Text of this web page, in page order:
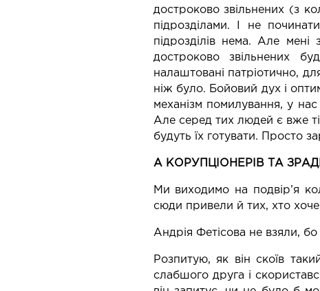
достроково звільнених (з
підрозділами. І не
підрозділів нема. Але
достроково звільнених
налаштовані патріотично,
ніж було. Бойовий дух і
механізм помилування, у
Але серед тих людей є вже
будуть їх готувати. Просто
А КОРУПЦІОНЕРІВ ТА
Ми виходимо на подвір’я
сюди привели й тих, хто
Андрія Фетісова не взяли,
Розпитую, як він скоїв
слабшого друга і